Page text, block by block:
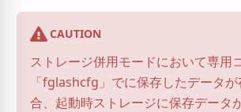
CAUTION
ストレージ併用モードにおいて専用
「fglashcfg」でに保存したデータ
合、起動時ストレージに保存データ